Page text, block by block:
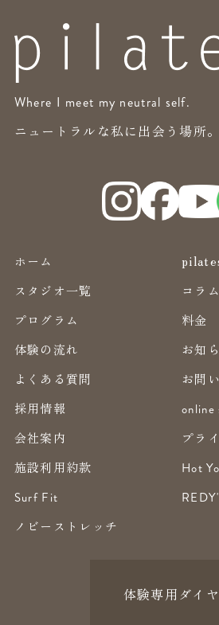
Where I meet my neutral self.
ニュートラルな私に出会う場所。
ホーム
スタジオ一覧
コラム
プログラム
料金
体験の流れ
お知
よくある質問
お問
採用情報
online
会社案内
プラ
施設利用約款
Hot
Surf Fit
ノビーストレッチ
体験専用ダイ